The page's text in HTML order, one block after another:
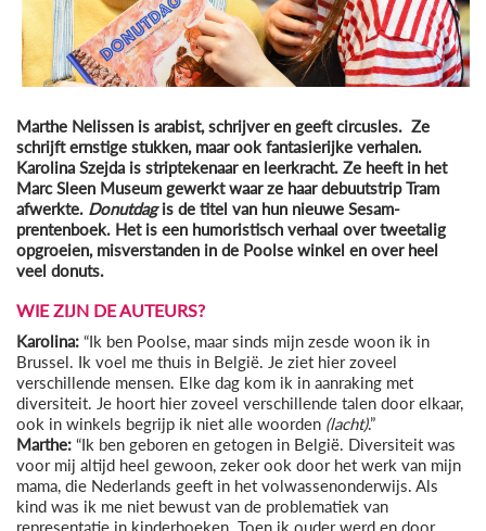
Marthe Nelissen is arabist, schrijver en geeft circusles. Ze
schrijft ernstige stukken, maar ook fantasierijke verhalen.
Karolina Szejda is striptekenaar en leerkracht. Ze heeft in het
Marc Sleen Museum gewerkt waar ze haar debuutstrip Tram
afwerkte. Donutdagis de titel van hun nieuwe Sesam-
prentenboek. Het is een humoristisch verhaal over tweetalig
opgroeien, misverstanden in de Poolse winkel en over heel
veel donuts.
WIE ZIJN DE AUTEURS?
Karolina: “Ik ben Poolse, maar sinds mijn zesde woon ik in
Brussel. Ik voel me thuis in België. Je ziet hier zoveel
verschillende mensen. Elke dag kom ik in aanraking met
diversiteit. Je hoort hier zoveel verschillende talen door elkaar,
ook in winkels begrijp ik niet alle woorden (lacht).”
Marthe: “Ik ben geboren en getogen in België. Diversiteit was
voor mij altijd heel gewoon, zeker ook door het werk van mijn
mama, die Nederlands geeft in het volwassenonderwijs. Als
kind was ik me niet bewust van de problematiek van
representatie in kinderboeken. Toen ik ouder werd en door